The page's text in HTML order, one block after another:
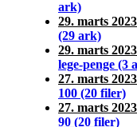
ark)
29. marts
(29 ark)
29. marts
lege-penge (3
27. marts
100 (20 filer)
27. marts
90 (20 filer)